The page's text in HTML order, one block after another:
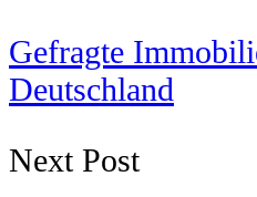
Gefragte
Deutschland
Next Post